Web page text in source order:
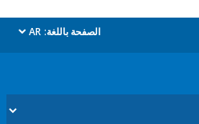
الصفحة باللغة: AR
dropdown